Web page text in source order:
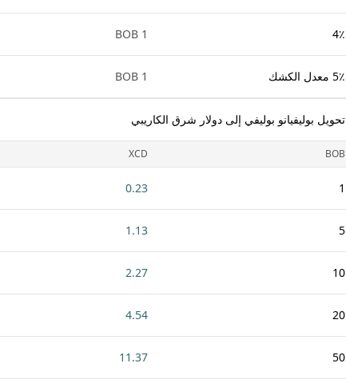
4٪ 1 BOB
5٪ معدل الكشك 1 BOB
تحويل بوليفيانو بوليفي إلى دولار شرق الكاريبي
BOB
XCD
1
0.23
5
1.13
10
2.27
20
4.54
50
11.37